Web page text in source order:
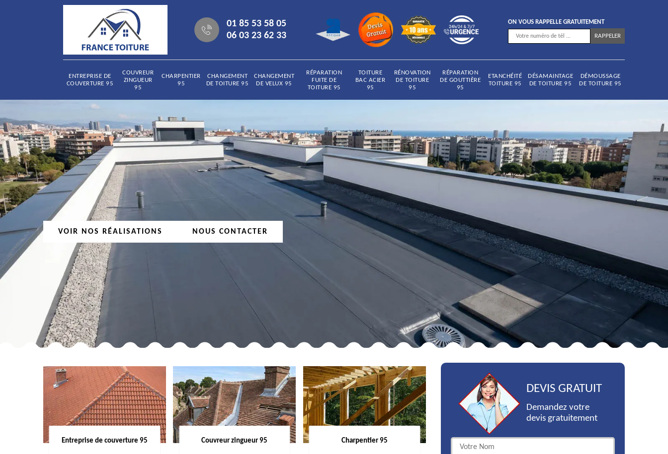
01 85 53 58 05
06 03 23 62 33
ON VOUS RAPPELLE GRATUITEMENT
ENTREPRISE DE
COUVERTURE 95
COUVREUR
ZINGUEUR
95
CHARPENTIER
95
CHANGEMENT
DE TOITURE 95
CHANGEMENT
DE VELUX 95
RÉPARATION
FUITE DE
TOITURE 95
TOITURE
BAC ACIER
95
RÉNOVATION
DE TOITURE
95
RÉPARATION
DE GOUTTIÈRE
95
ETANCHÉITÉ
TOITURE 95
DÉSAMAINTAGE
DE TOITURE 95
DÉMOUSSAGE
DE TOITURE 95
VOIR NOS RÉALISATIONS NOUS CONTACTER
Entreprise de couverture 95 Couvreur zingueur 95 Charpentier 95
DEVIS GRATUIT
Demandez votre
devis gratuitement